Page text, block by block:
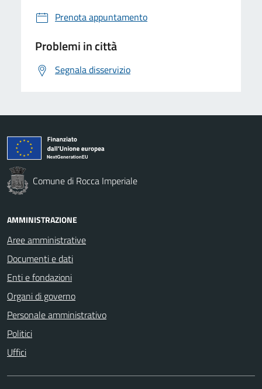
Prenota appuntamento
Problemi in città
Segnala disservizio
Comune di Rocca Imperiale
AMMINISTRAZIONE
Aree amministrative
Documenti e dati
Enti e fondazioni
Organi di governo
Personale amministrativo
Politici
Uffici